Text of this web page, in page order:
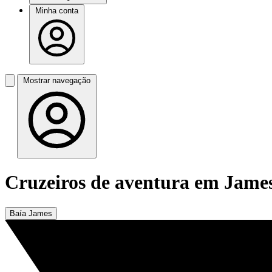
Minha conta
Mostrar navegação
Cruzeiros de aventura em
Baía James